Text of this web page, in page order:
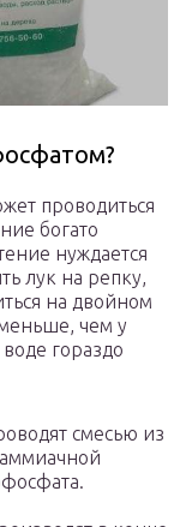
проводиться
богато
нуждается
лук на репку,
на двойном
чем у
гораздо
смесью из